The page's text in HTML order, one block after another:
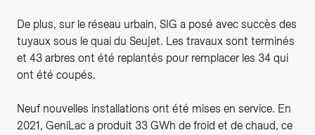
De plus, sur le réseau urbain, SIG a posé avec succès des
tuyaux sous le quai du Seujet. Les travaux sont terminés
et 43 arbres ont été replantés pour remplacer les 34 qui
ont été coupés.
Neuf nouvelles installations ont été mises en service. En
2021, GeniLac a produit 33 GWh de froid et de chaud, ce